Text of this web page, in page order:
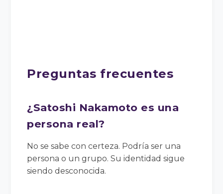
Preguntas frecuentes
¿Satoshi Nakamoto es una
persona real?
No se sabe con certeza. Podría ser una
persona o un grupo. Su identidad sigue
siendo desconocida.